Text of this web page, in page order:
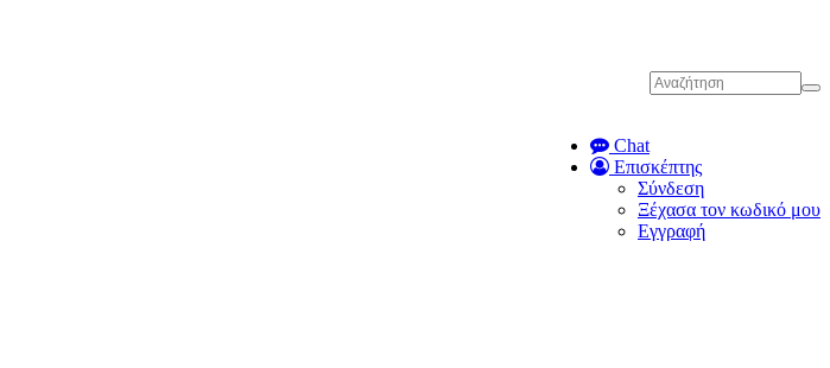
Chat
Επισκέπτης
Σύνδεση
Ξέχασα τον κωδικό μου
Εγγραφή